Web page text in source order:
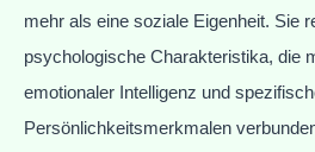
mehr als eine soziale Eigenheit. Sie
psychologische Charakteristika, die
emotionaler Intelligenz und
Persönlichkeitsmerkmalen